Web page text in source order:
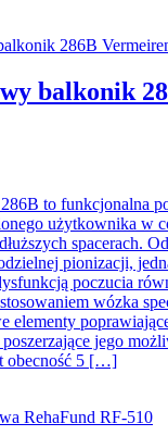
balkonik
to funkcjonalna
użytkownika w
spacerach.
pionizacji,
poczucia
wózka
elementy
jego
obecność 5 […]